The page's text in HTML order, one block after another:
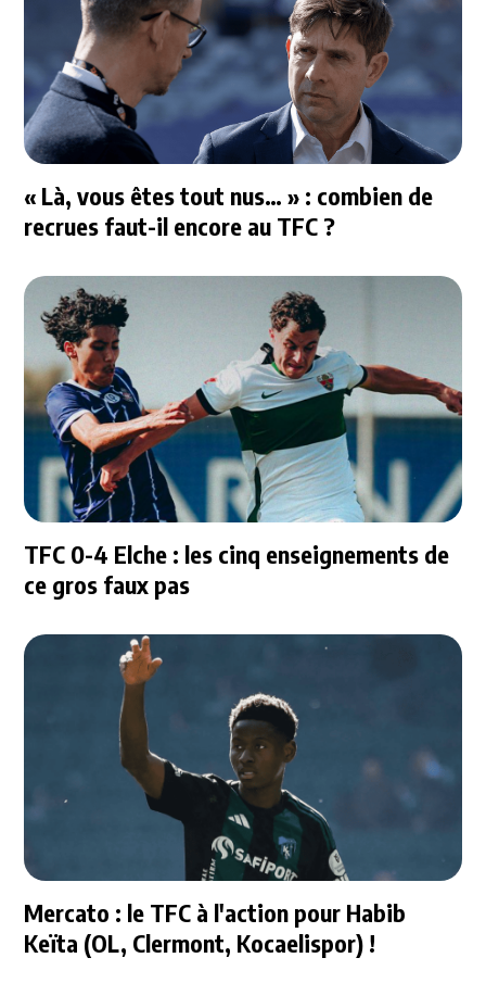
« Là, vous êtes tout nus… » : combien de
recrues faut-il encore au TFC ?
TFC 0-4 Elche : les cinq enseignements de
ce gros faux pas
Mercato : le TFC à l'action pour Habib
Keïta (OL, Clermont, Kocaelispor) !